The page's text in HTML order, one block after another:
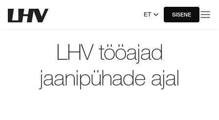
ET SISENE
LHV tööajad
jaanipühade ajal